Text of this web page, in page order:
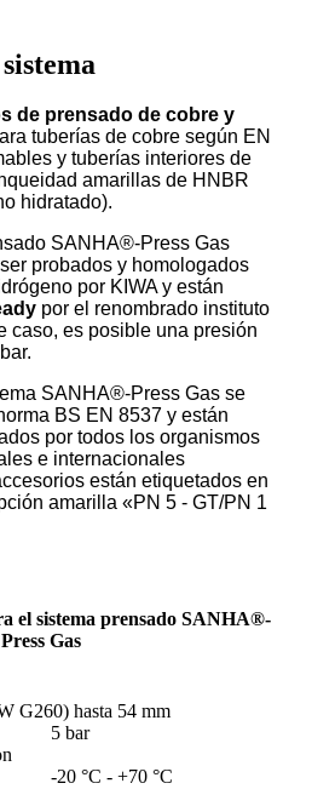
de prensado de cobre y
tuberías de cobre según EN
y tuberías interiores de
amarillas de HNBR
hidratado).
SANHA®-Press Gas
probados y homologados
por KIWA y están
por el renombrado instituto
caso, es posible una presión
SANHA®-Press Gas se
BS EN 8537 y están
por todos los organismos
e internacionales
están etiquetados en
amarilla «PN 5 - GT/PN 1
el sistema prensado SANHA®-
Press Gas
G260) hasta 54 mm
5 bar
-20 °C - +70 °C